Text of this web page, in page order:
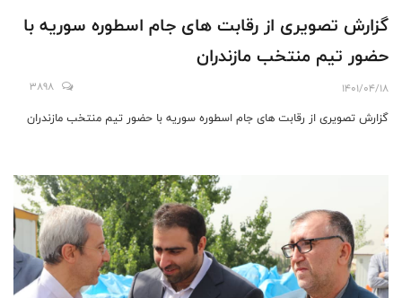
گزارش تصویری از رقابت های جام اسطوره سوریه با
حضور تیم منتخب مازندران
1401/04/18
3898
گزارش تصویری از رقابت های جام اسطوره سوریه با حضور تیم منتخب مازندران